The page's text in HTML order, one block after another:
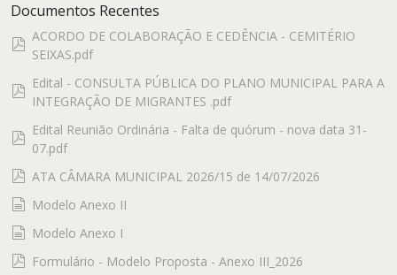
Documentos Recentes
pdf
ACORDO DE COLABORAÇÃO E CEDÊNCIA - CEMITÉRIO
SEIXAS.pdf
pdf
Edital - CONSULTA PÚBLICA DO PLANO MUNICIPAL PARA A
INTEGRAÇÃO DE MIGRANTES .pdf
pdf
Edital Reunião Ordinária - Falta de quórum - nova data 31-
07.pdf
pdf
ATA CÂMARA MUNICIPAL 2026/15 de 14/07/2026
documento
Modelo Anexo II
documento
Modelo Anexo I
pdf
Formulário - Modelo Proposta - Anexo III_2026